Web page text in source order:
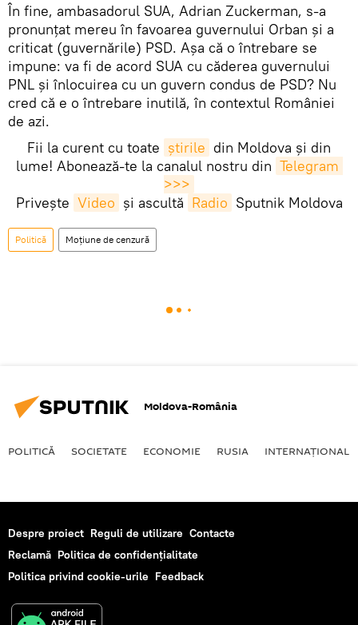
În fine, ambasadorul SUA, Adrian Zuckerman, s-a
pronunțat mereu în favoarea guvernului Orban și a
criticat (guvernările) PSD. Așa că o întrebare se
impune: va fi de acord SUA cu căderea guvernului
PNL și înlocuirea cu un guvern condus de PSD? Nu
cred că e o întrebare inutilă, în contextul României
de azi.
Fii la curent cu toate știrile din Moldova și din
lume! Abonează-te la canalul nostru din Telegram
>>>
Privește Video și ascultă Radio Sputnik Moldova
Politică Moțiune de cenzură
Moldova-România
POLITICĂ SOCIETATE ECONOMIE RUSIA INTERNAŢIONAL
Despre proiect Reguli de utilizare Contacte
Reclamă Politica de confidențialitate
Politica privind cookie-urile Feedback